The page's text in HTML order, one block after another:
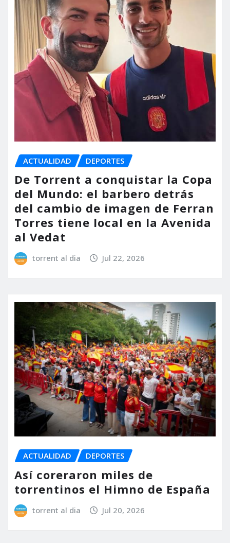
ACTUALIDAD DEPORTES
De Torrent a conquistar la Copa
del Mundo: el barbero detrás
del cambio de imagen de Ferran
Torres tiene local en la Avenida
al Vedat
torrent al dia Jul 22, 2026
ACTUALIDAD DEPORTES
Así coreraron miles de
torrentinos el Himno de España
torrent al dia Jul 20, 2026